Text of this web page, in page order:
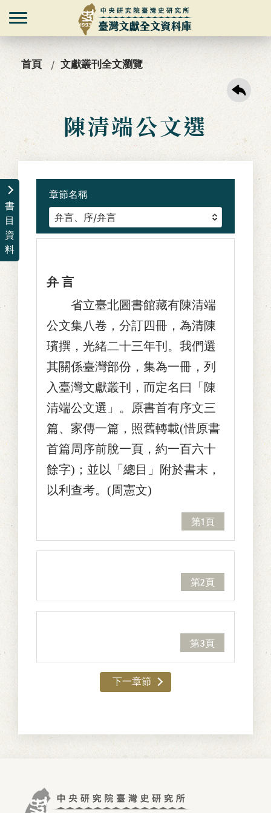
首頁 文獻叢刊全文瀏覽
陳清端公文選
書
目
資
料
章節名稱
弁 言
省立臺北圖書館藏有陳清端
公文集八卷，分訂四冊，為清陳
璸撰，光緒二十三年刊。我們選
其關係臺灣部份，集為一冊，列
入臺灣文獻叢刊，而定名曰「陳
清端公文選」。原書首有序文三
篇、家傳一篇，照舊轉載(惜原書
首篇周序前脫一頁，約一百六十
餘字)；並以「總目」附於書末，
以利查考。(周憲文)
第1頁
第2頁
第3頁
下一章節